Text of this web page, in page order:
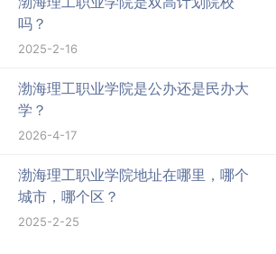
吗？
2025-2-16
渤海理工职业学院是公办还是民办大
学？
2026-4-17
渤海理工职业学院地址在哪里，哪个
城市，哪个区？
2025-2-25